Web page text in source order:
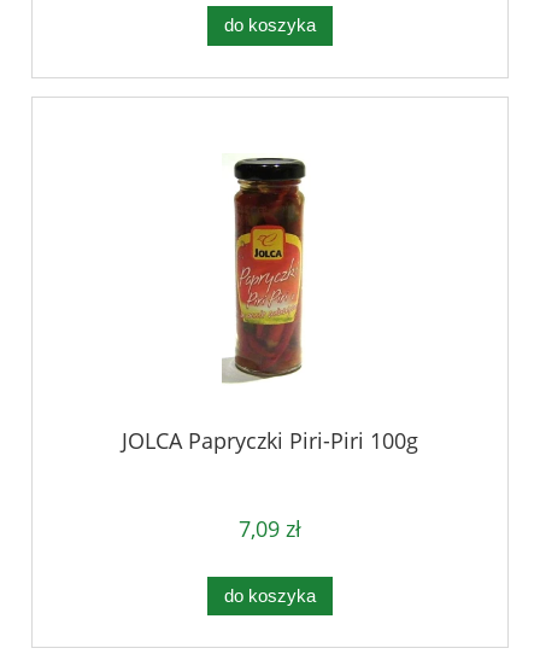
do koszyka
JOLCA Papryczki Piri-Piri 100g
7,09 zł
do koszyka